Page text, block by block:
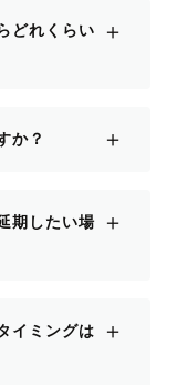
どれくらい
＋
か？ ＋
期したい場
＋
イミングは
＋